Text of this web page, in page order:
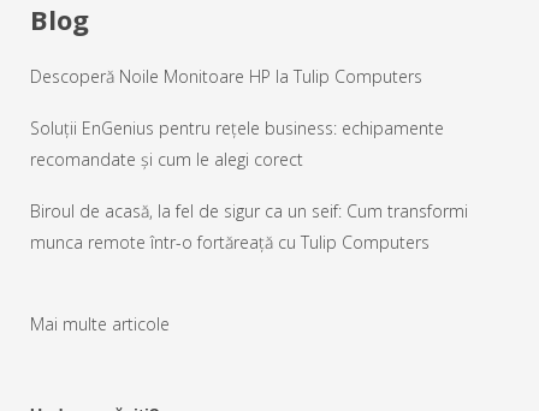
Blog
Descoperă Noile Monitoare HP la Tulip Computers
Soluții EnGenius pentru rețele business: echipamente
recomandate și cum le alegi corect
Biroul de acasă, la fel de sigur ca un seif: Cum transformi
munca remote într-o fortăreață cu Tulip Computers
Mai multe articole